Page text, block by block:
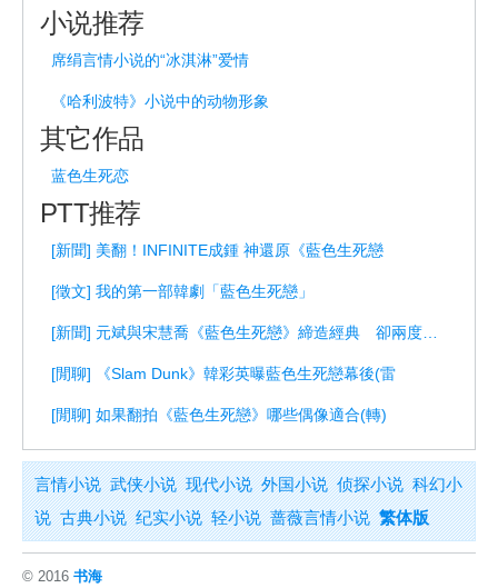
小说推荐
席绢言情小说的“冰淇淋”爱情
《哈利波特》小说中的动物形象
其它作品
蓝色生死恋
PTT推荐
[新聞] 美翻！INFINITE成鍾 神還原《藍色生死戀
[徵文] 我的第一部韓劇「藍色生死戀」
[閒聊] 《Slam Dunk》韓彩英曝藍色生死戀幕後(雷
[閒聊] 如果翻拍《藍色生死戀》哪些偶像適合(轉)
言情小说 武侠小说 现代小说 外国小说 侦探小说 科幻小
说 古典小说 纪实小说 轻小说 蔷薇言情小说 繁体版
© 2016 书海